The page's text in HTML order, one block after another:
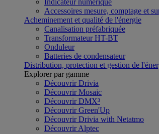
Indicateur numérique
Accessoires mesure, comptage et
Acheminement et qualité de l'énergie
Canalisation préfabriquée
Transformateur HT-BT
Onduleur
Batteries de condensateur
Distribution, protection et gestion de
Explorer par gamme
Découvrir Drivia
Découvrir Mosaic
Découvrir DMX³
Découvrir Green'Up
Découvrir Drivia with Netatmo
Découvrir Alptec